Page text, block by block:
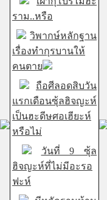
ราม..หรือ
วิพากษ์หลักฐาน
เรื่องทำกุรบานให้
คนตาย
ถือศีลอดสิบวัน
แรกเดือนซุ้ลฮิจญะห์
เป็นฮะดีษศอเฮียะห์
หรือไม่
วันที่ 9 ซุ้ล
ฮิจญะห์ที่ไม่มีอะรอ
ฟะห์